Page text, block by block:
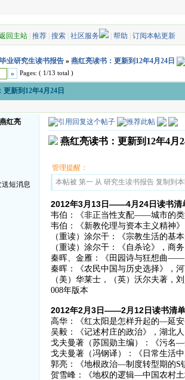
回主站| 推荐| 搜索| 社区服务 | 帮助 订阅本帖更新
毕业研究生读书报告» 燕红亮读书：更新到12年4月24日
» Pages: ( 1/13 total )
更新到12年4月24日
燕红亮
燕红亮读书：更新到12年4月
管理提醒：
本帖被 第一 从 研究生读书报告 复制到
2012年3月13日——4月24日读书清
韦伯：《非正当性支配——城市的类
韦伯：《新教伦理与资本主义精神
（重读）涂尔干：《宗教生活的基
（重读）涂尔干：《自杀论》，商
秦晖、金雁：《田园诗与狂想曲——
秦晖：《农民中国与历史选择》，
（美）华莱士，（英）沃尔夫著，
008年版本
2012年2月3日——2月12日读书清
高华：《红太阳是怎样升起的—延
吴毅：《记述村庄的政治》，湖北
戈夫曼著（苏国勋主编）：《污名
戈夫曼著（冯钢译）：《日常生活
郭亮：《地根政治—制度转型期的S
贺雪峰：《地权的逻辑—中国农村